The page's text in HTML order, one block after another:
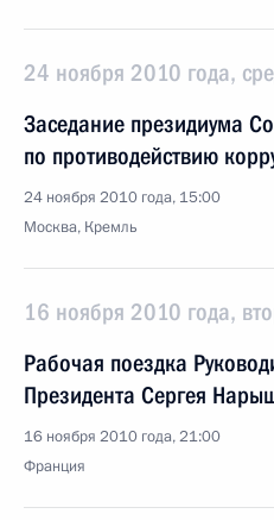
24 ноября 2010 года,
Заседание президиума
по противодействию
24 ноября 2010 года, 15:00
Москва, Кремль
16 ноября 2010 года,
Рабочая поездка
Президента Сергея
16 ноября 2010 года, 21:00
Франция